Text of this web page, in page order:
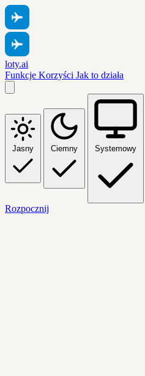
loty.ai
Funkcje Korzyści Jak to działa
Jasny Ciemny Systemowy
Rozpocznij